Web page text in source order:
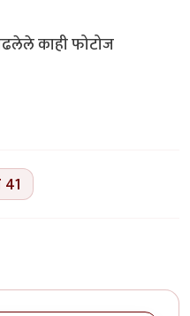
काही फोटोज
41